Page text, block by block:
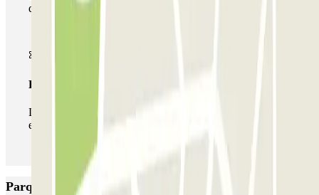
de estacionamento deste operador disponível em Parclick.
Passe ilimitado
Durante a sua estadia, pode entrar e sair do parque de
estacionamento as vezes que quiser.
Parques de estacionamento com melhor classificação